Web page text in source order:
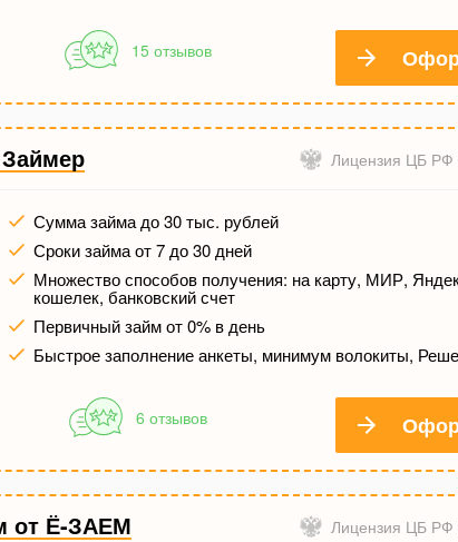
15 отзывов
Лицензия ЦБ
Сумма займа до 30 тыс. рублей
Сроки займа от 7 до 30 дней
Множество способов получения: на карту, МИР,
кошелек, банковский счет
Первичный займ от 0% в день
Быстрое заполнение анкеты, минимум волокиты,
6 отзывов
от Ё-ЗАЕМ Лицензия ЦБ РФ